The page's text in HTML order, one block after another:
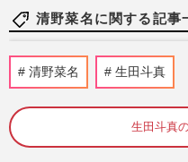
清野菜名に関する記事
timeleszの
う”大荒れ
週刊女性2025
清野菜名 生田斗真
生田斗真